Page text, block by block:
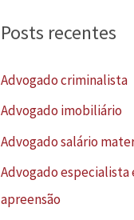
i
p
o
r
Posts recentes
Advogado criminalista
Advogado imobiliário
Advogado salário
Advogado especialista
apreensão